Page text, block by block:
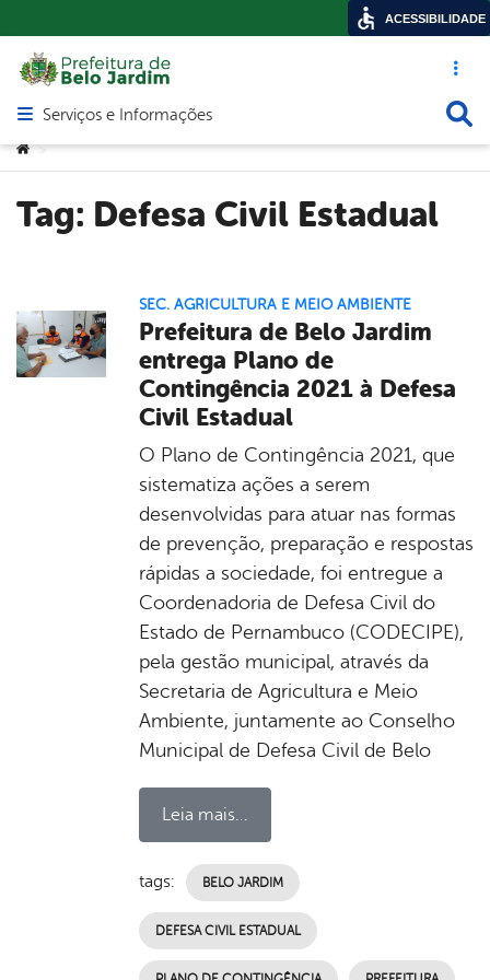
Acesso
Abrir menu principal de navegação
Serviços e Informações
Você está aqui:
>
Tag: Defesa Civil Estadual
SEC. AGRICULTURA E MEIO AMBIENTE
Prefeitura de Belo Jardim
entrega Plano de
Contingência 2021 à Defesa
Civil Estadual
O Plano de Contingência 2021, que
sistematiza ações a serem
desenvolvidas para atuar nas formas
de prevenção, preparação e respostas
rápidas a sociedade, foi entregue a
Coordenadoria de Defesa Civil do
Estado de Pernambuco (CODECIPE),
pela gestão municipal, através da
Secretaria de Agricultura e Meio
Ambiente, juntamente ao Conselho
Municipal de Defesa Civil de Belo
Leia mais...
tags: BELO JARDIM
DEFESA CIVIL ESTADUAL
ACESSIBILIDADE